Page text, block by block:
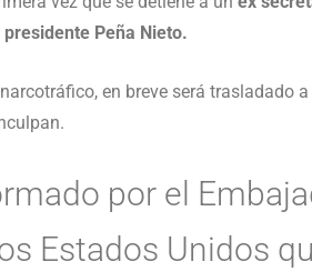
presidente Peña Nieto.
en breve será trasladado
por el
Estados Unidos